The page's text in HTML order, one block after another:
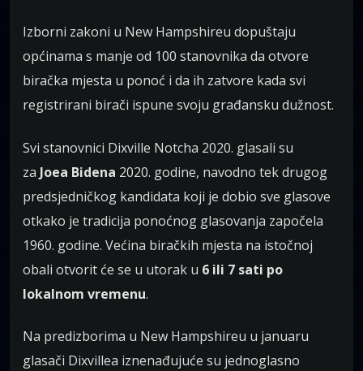
Izborni zakoni u New Hampshireu dopuštaju
općinama s manje od 100 stanovnika da otvore
biračka mjesta u ponoć i da ih zatvore kada svi
registrirani birači ispune svoju građansku dužnost.
Svi stanovnici Dixville Notcha 2020. glasali su
za Joea Bidena 2020. godine, navodno tek drugog
predsjedničkog kandidata koji je dobio sve glasove
otkako je tradicija ponoćnog glasovanja započela
1960. godine. Većina biračkih mjesta na istočnoj
obali otvorit će se u utorak u 6 ili 7 sati po
lokalnom vremenu.
Na predizborima u New Hampshireu u januaru
glasači Dixvillea iznenađujuće su jednoglasno